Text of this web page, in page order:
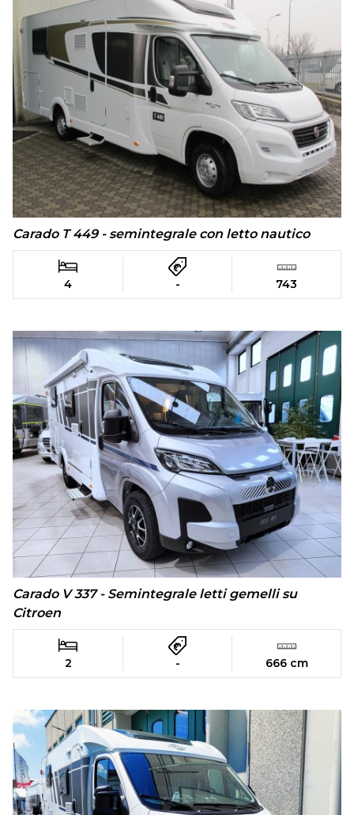
Carado T 449 - semintegrale con letto nautico
4 - 743
Carado V 337 - Semintegrale letti gemelli su
Citroen
2 - 666 cm